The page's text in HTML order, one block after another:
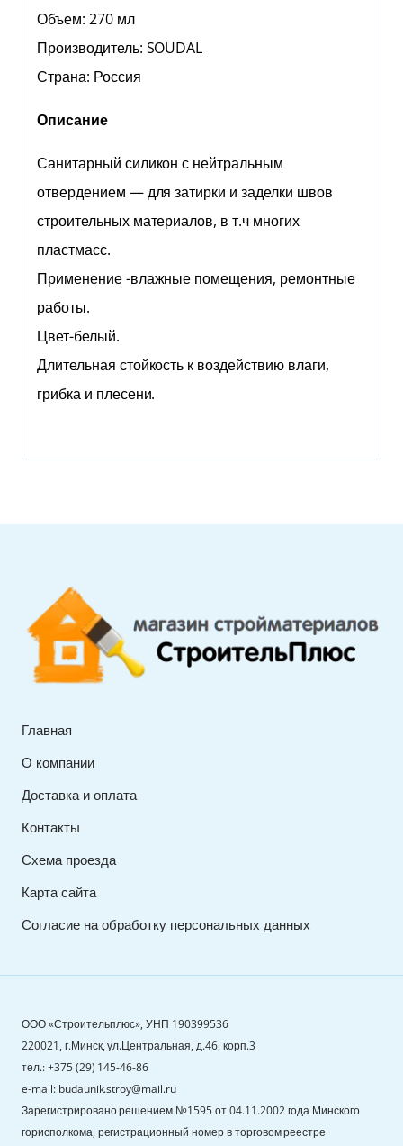
Объем: 270 мл
Производитель: SOUDAL
Страна: Россия
Описание
Санитарный силикон с нейтральным
отвердением — для затирки и заделки швов
строительных материалов, в т.ч многих
пластмасс.
Применение -влажные помещения, ремонтные
работы.
Цвет-белый.
Длительная стойкость к воздействию влаги,
грибка и плесени.
Главная
О компании
Доставка и оплата
Контакты
Схема проезда
Карта сайта
Согласие на обработку персональных данных
ООО «Строительплюс», УНП 190399536
220021, г.Минск, ул.Центральная, д.46, корп.3
тел.: +375 (29) 145-46-86
e-mail: budaunik.stroy@mail.ru
Зарегистрировано решением №1595 от 04.11.2002 года Минского
горисполкома, регистрационный номер в торговом реестре